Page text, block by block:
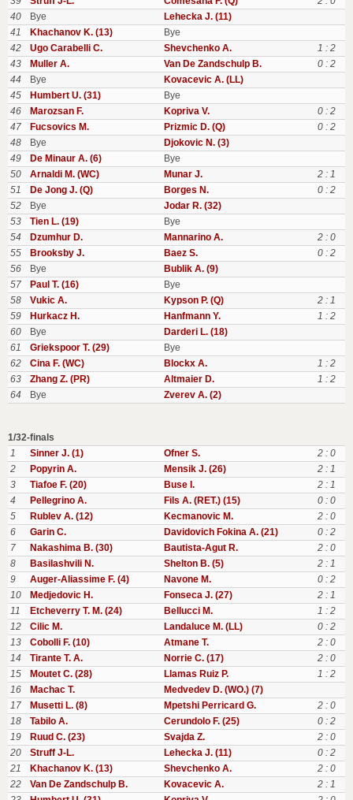
40
Bye
Lehecka J. (11)
41
Khachanov K. (13)
Bye
42
Ugo Carabelli C. Shevchenko A.
1 : 2
43
Muller A. Van De Zandschulp B.
0 : 2
44
Bye
Kovacevic A. (LL)
45
Humbert U. (31)
Bye
46
Marozsan F. Kopriva V.
0 : 2
47
Fucsovics M. Prizmic D. (Q)
0 : 2
48
Bye
Djokovic N. (3)
49
De Minaur A. (6)
Bye
50
Arnaldi M. (WC) Munar J.
2 : 1
51
De Jong J. (Q) Borges N.
0 : 2
52
Bye
Jodar R. (32)
53
Tien L. (19)
Bye
54
Dzumhur D. Mannarino A.
2 : 0
55
Brooksby J. Baez S.
0 : 2
56
Bye
Bublik A. (9)
57
Paul T. (16)
Bye
58
Vukic A. Kypson P. (Q)
2 : 1
59
Hurkacz H. Hanfmann Y.
1 : 2
60
Bye
Darderi L. (18)
61
Griekspoor T. (29)
Bye
62
Cina F. (WC) Blockx A.
1 : 2
63
Zhang Z. (PR) Altmaier D.
1 : 2
64
Bye Zverev A. (2)
1/32-finals
1
Sinner J. (1) Ofner S.
2 : 0
2
Popyrin A. Mensik J. (26)
2 : 1
3
Tiafoe F. (20) Buse I.
2 : 1
4
Pellegrino A. Fils A. (RET.) (15)
0 : 0
5
Rublev A. (12) Kecmanovic M.
2 : 0
6
Garin C. Davidovich Fokina A. (21)
0 : 2
7
Nakashima B. (30) Bautista-Agut R.
2 : 0
8
Basilashvili N. Shelton B. (5)
2 : 1
9
Auger-Aliassime F. (4) Navone M.
0 : 2
10
Medjedovic H. Fonseca J. (27)
2 : 1
11
Etcheverry T. M. (24) Bellucci M.
1 : 2
12
Cilic M. Landaluce M. (LL)
0 : 2
13
Cobolli F. (10) Atmane T.
2 : 0
14
Tirante T. A. Norrie C. (17)
2 : 0
15
Moutet C. (28) Llamas Ruiz P.
1 : 2
16
Machac T.
Medvedev D. (WO.) (7)
17
Musetti L. (8) Mpetshi Perricard G.
2 : 0
18
Tabilo A. Cerundolo F. (25)
0 : 2
19
Ruud C. (23) Svajda Z.
2 : 0
20
Struff J-L. Lehecka J. (11)
0 : 2
21
Khachanov K. (13) Shevchenko A.
2 : 0
22
Van De Zandschulp B. Kovacevic A.
2 : 1